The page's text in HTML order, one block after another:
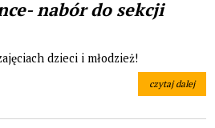
nabór do sekcji
dzieci i młodzież!
czytaj dalej
na temat: